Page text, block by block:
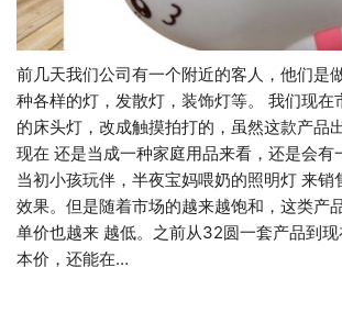
前几天我们公司有一个附近的客人，他们是
种各样的灯，发散灯，装饰灯等。 我们现在
的床头灯，改成触摸拍打的，虽然这款产品
现在 还是当成一种家庭用品来看，还是会有
当初小孩玩伴，半夜宝妈喂奶的照明灯 来销
效果。但是随着市场的越来越饱和，这类产
单价也越来 越低。之前从32圆一套产品到
本价，还能在…